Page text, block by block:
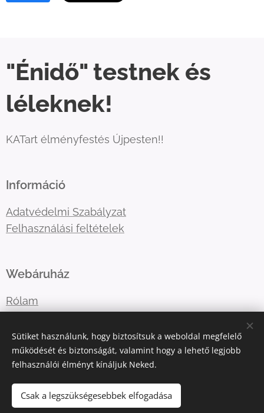
"Énidő" testnek és
léleknek!
KATart élményfestés Újpesten!!
Információ
Adatvédelmi Szabályzat
Felhasználási feltételek
Webáruház
Rólam
E-mail: katart.elmenyfestes@gmail.com
Telefonszám:
Sütiket használunk, hogy biztosítsuk a weboldal megfelelő
működését és biztonságát, valamint hogy a lehető legjobb
felhasználói élményt kínáljuk Neked.
Csak a legszükségesebbek elfogadása